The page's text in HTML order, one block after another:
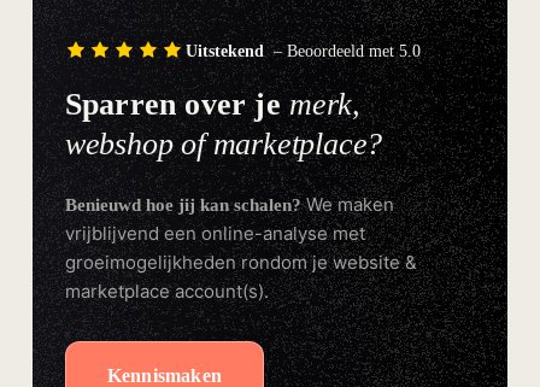
Uitstekend– Beoordeeld met 5.0
Sparren over jemerk,
webshop of marketplace?
Benieuwd hoe jij kan schalen?We maken
vrijblijvend een online-analyse met
groeimogelijkheden rondom je website &
marketplace account(s).
Kennismaken